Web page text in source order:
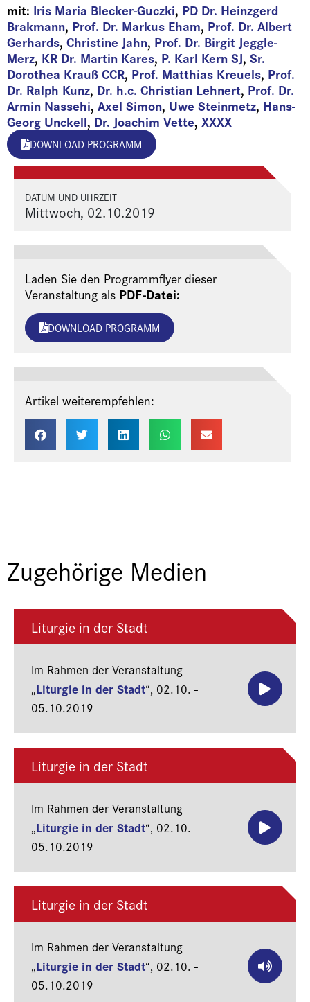
mit: Iris Maria Blecker-Guczki, PD Dr. Heinzgerd
Brakmann, Prof. Dr. Markus Eham, Prof. Dr. Albert
Gerhards, Christine Jahn, Prof. Dr. Birgit Jeggle-
Merz, KR Dr. Martin Kares, P. Karl Kern SJ, Sr.
Dorothea Krauß CCR, Prof. Matthias Kreuels, Prof.
Dr. Ralph Kunz, Dr. h.c. Christian Lehnert, Prof. Dr.
Armin Nassehi, Axel Simon, Uwe Steinmetz, Hans-
Georg Unckell, Dr. Joachim Vette, XXXX
DOWNLOAD PROGRAMM
DATUM UND UHRZEIT
Mittwoch, 02.10.2019
Laden Sie den Programmflyer dieser
Veranstaltung als PDF-Datei:
DOWNLOAD PROGRAMM
Artikel weiterempfehlen:
Zugehörige Medien
Liturgie in der Stadt
Im Rahmen der Veranstaltung
„Liturgie in der Stadt“, 02.10. -
05.10.2019
Liturgie in der Stadt
Im Rahmen der Veranstaltung
„Liturgie in der Stadt“, 02.10. -
05.10.2019
Liturgie in der Stadt
Im Rahmen der Veranstaltung
„Liturgie in der Stadt“, 02.10. -
05.10.2019